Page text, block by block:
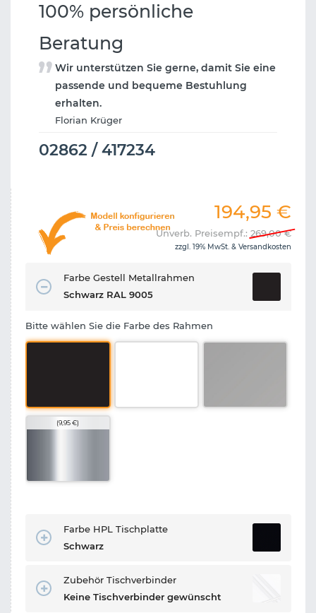
100% persönliche
Beratung
Wir unterstützen Sie gerne, damit Sie eine
passende und bequeme Bestuhlung
erhalten.
Florian Krüger
02862 / 417234
194,95 €
Unverb. Preisempf.: 269,00€
zzgl. 19% MwSt. & Versandkosten
Farbe Gestell Metallrahmen
Schwarz RAL 9005
Bitte wählen Sie die Farbe des Rahmen
(9,95 €)
Farbe HPL Tischplatte
Schwarz
Zubehör Tischverbinder
Keine Tischverbinder gewünscht